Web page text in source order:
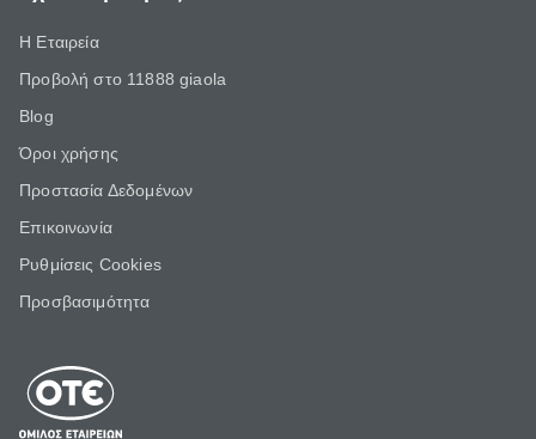
Η Εταιρεία
Προβολή στο 11888 giaola
Blog
Όροι χρήσης
Προστασία Δεδομένων
Επικοινωνία
Ρυθμίσεις Cookies
Προσβασιμότητα